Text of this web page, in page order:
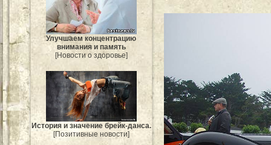
Улучшаем концентрацию
внимания и память
[Новости о здоровье]
История и значение брейк-данса.
[Позитивные новости]